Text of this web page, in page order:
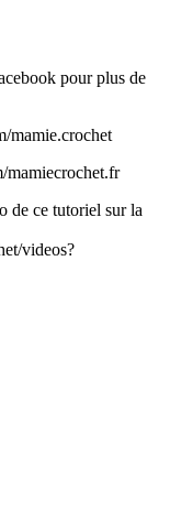
pour plus de
mamie.crochet
mamiecrochet.fr
de ce tutoriel sur la
videos?